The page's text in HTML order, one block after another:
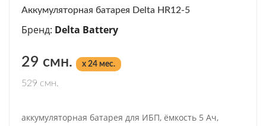
Аккумуляторная батарея Delta HR12-5
Бренд: Delta Battery
29 смн. x 24 мес.
529 смн.
аккумуляторная батарея для ИБП, ёмкость 5 Ач,